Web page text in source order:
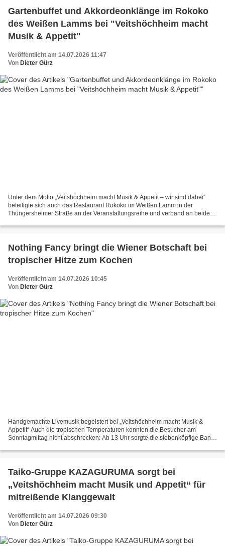
Gartenbuffet und Akkordeonklänge im Rokoko
des Weißen Lamms bei "Veitshöchheim macht
Musik & Appetit"
Veröffentlicht am 14.07.2026 11:47
Von Dieter Gürz
Unter dem Motto „Veitshöchheim macht Musik & Appetit – wir sind dabei“
beteiligte sich auch das Restaurant Rokoko im Weißen Lamm in der
Thüngersheimer Straße an der Veranstaltungsreihe und verband an beiden
Nothing Fancy bringt die Wiener Botschaft bei
tropischer Hitze zum Kochen
Veröffentlicht am 14.07.2026 10:45
Von Dieter Gürz
Handgemachte Livemusik begeistert bei „Veitshöchheim macht Musik &
Appetit“ Auch die tropischen Temperaturen konnten die Besucher am
Sonntagmittag nicht abschrecken: Ab 13 Uhr sorgte die siebenköpfige Band
Taiko-Gruppe KAZAGURUMA sorgt bei
„Veitshöchheim macht Musik und Appetit“ für
mitreißende Klanggewalt
Veröffentlicht am 14.07.2026 09:30
Von Dieter Gürz